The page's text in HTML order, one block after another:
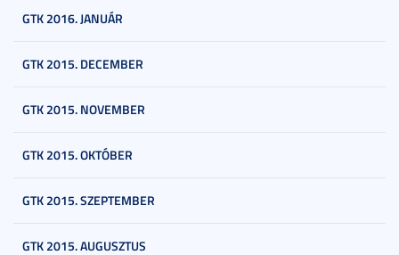
GTK 2016. JANUÁR
GTK 2015. DECEMBER
GTK 2015. NOVEMBER
GTK 2015. OKTÓBER
GTK 2015. SZEPTEMBER
GTK 2015. AUGUSZTUS